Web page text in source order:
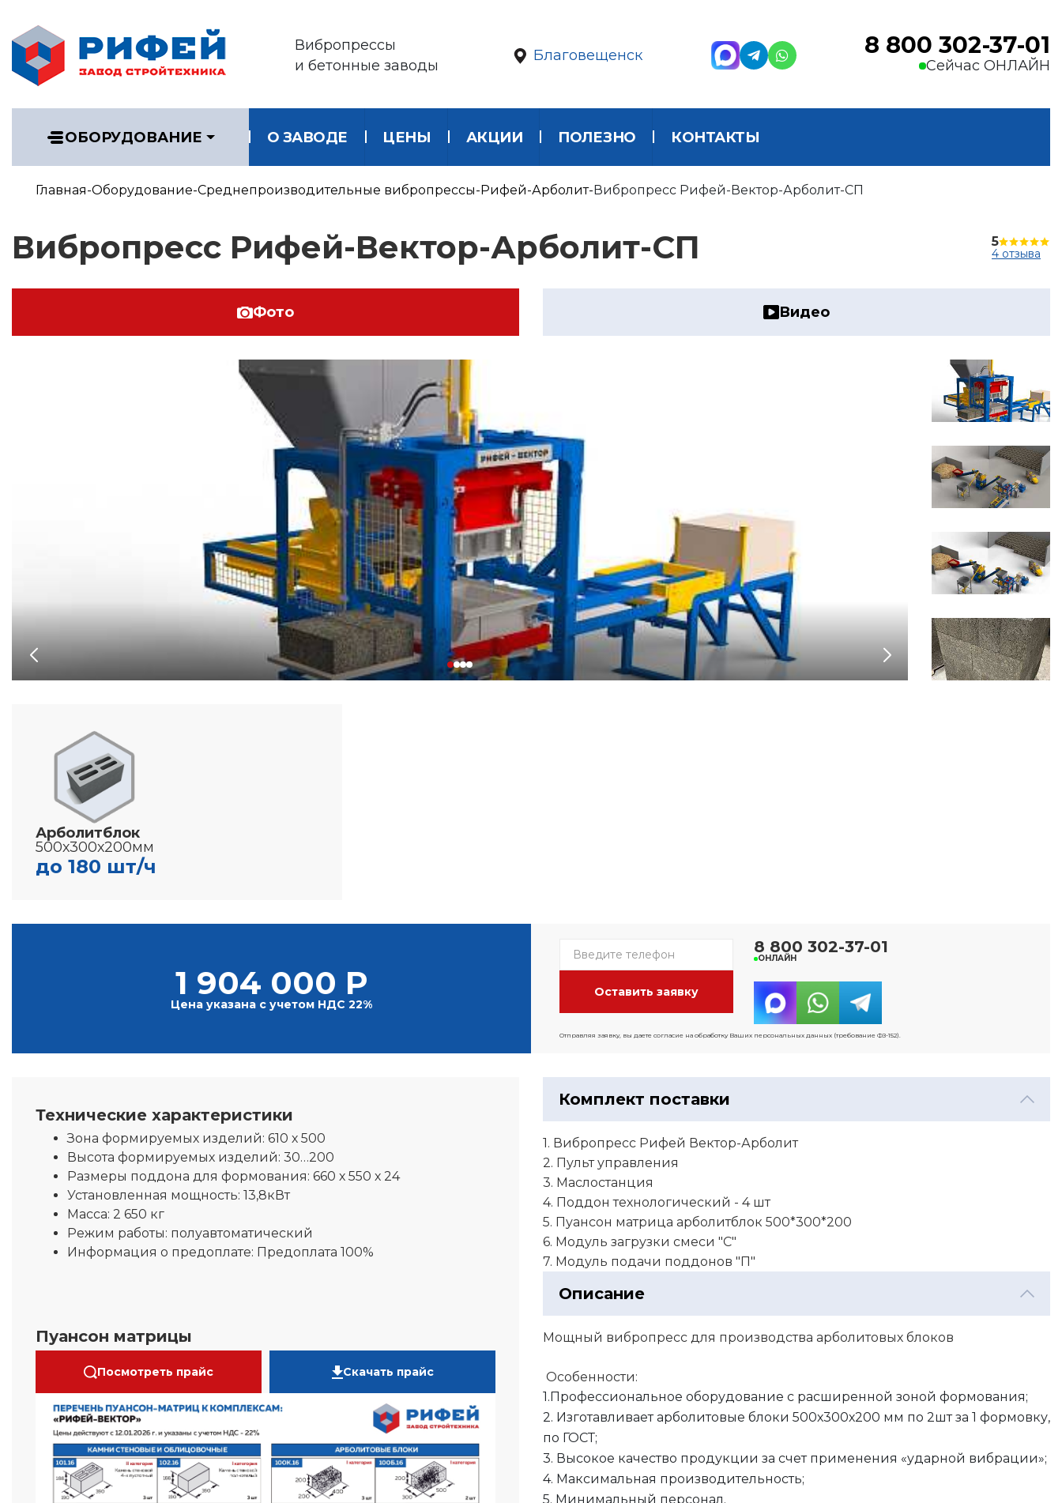
Вибропрессы
и бетонные заводы
Благовещенск 8 800 302-37-01
Сейчас ОНЛАЙН
ОБОРУДОВАНИЕ О ЗАВОДЕ ЦЕНЫ АКЦИИ ПОЛЕЗНО КОНТАКТЫ
Главная Оборудование Среднепроизводительные вибропрессы Рифей-Арболит Вибропресс Рифей-Вектор-Арболит-СП
Вибропресс Рифей-Вектор-Арболит-СП 5
4 отзыва
Фото Видео
Арболитблок
500х300х200мм
до 180 шт/ч
1 904 000 Р
Цена указана с учетом НДС 22%
8 800 302-37-01
ОНЛАЙН
Отправляя заявку, вы даете согласие на обработку Ваших персональных данных (требование ФЗ-152).
Технические характеристики
Зона формируемых изделий: 610 х 500
Высота формируемых изделий: 30…200
Размеры поддона для формования: 660 х 550 х 24
Установленная мощность: 13,8кВт
Масса: 2 650 кг
Режим работы: полуавтоматический
Информация о предоплате: Предоплата 100%
Пуансон матрицы
Посмотреть прайс Скачать прайс
Комплект поставки
1. Вибропресс Рифей Вектор-Арболит
2. Пульт управления
3. Маслостанция
4. Поддон технологический - 4 шт
5. Пуансон матрица арболитблок 500*300*200
6. Модуль загрузки смеси "С"
7. Модуль подачи поддонов "П"
Описание
Мощный вибропресс для производства арболитовых блоков
Особенности:
1.Профессиональное оборудование с расширенной зоной формования;
2. Изготавливает арболитовые блоки 500х300х200 мм по 2шт за 1 формовку,
по ГОСТ;
3. Высокое качество продукции за счет применения «ударной вибрации»;
4. Максимальная производительность;
5. Минимальный персонал.